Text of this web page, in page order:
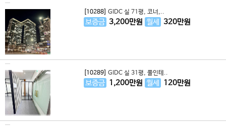
[10288] GIDC 실 71평, 코너,..
보증금 3,200만원 월세 320만원
[10289] GIDC 실 31평, 풀인테..
보증금 1,200만원 월세 120만원